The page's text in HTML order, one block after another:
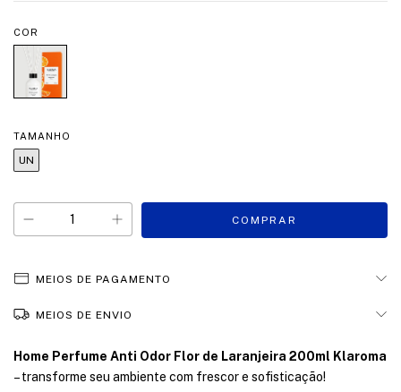
COR
TAMANHO
UN
MEIOS DE PAGAMENTO
MEIOS DE ENVIO
Home Perfume Anti Odor Flor de Laranjeira 200ml Klaroma
– transforme seu ambiente com frescor e sofisticação!